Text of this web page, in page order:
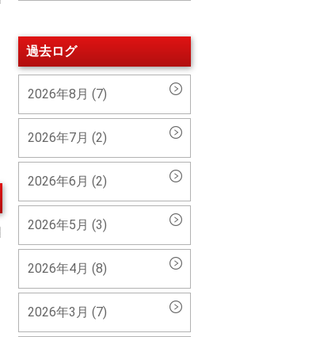
過去ログ
2026年8月 (7)
2026年7月 (2)
2026年6月 (2)
2026年5月 (3)
2026年4月 (8)
2026年3月 (7)